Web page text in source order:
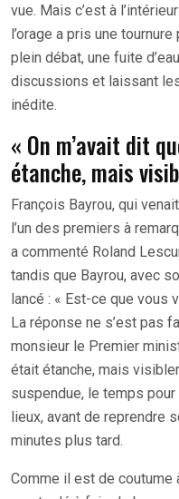
vue. Mais c’est à
l’orage a pris une
plein débat, une fuite
discussions et laissant
inédite.
« On m’avait dit
étanche, mais
François Bayrou, qui
l’un des premiers à
a commenté Roland
tandis que Bayrou, avec
lancé : « Est-ce que vous
La réponse ne s’est pas
monsieur le Premier
était étanche, mais
suspendue, le temps
lieux, avant de reprendre
minutes plus tard.
Comme il est de coutume